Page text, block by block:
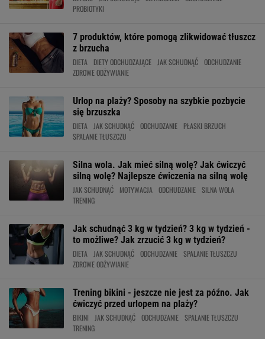
PROBIOTYKI
7 produktów, które pomogą zlikwidować tłuszcz
z brzucha
DIETA DIETY ODCHUDZAJĄCE JAK SCHUDNĄĆ ODCHUDZANIE
ZDROWE ODŻYWIANIE
Urlop na plaży? Sposoby na szybkie pozbycie
się brzuszka
DIETA JAK SCHUDNĄĆ ODCHUDZANIE
PŁASKI BRZUCH
SPALANIE TŁUSZCZU
Silna wola. Jak mieć silną wolę? Jak ćwiczyć
silną wolę? Najlepsze ćwiczenia na silną wolę
JAK SCHUDNĄĆ MOTYWACJA ODCHUDZANIE SILNA WOLA
TRENING
Jak schudnąć 3 kg w tydzień? 3 kg w tydzień -
to możliwe? Jak zrzucić 3 kg w tydzień?
DIETA JAK SCHUDNĄĆ ODCHUDZANIE SPALANIE TŁUSZCZU
ZDROWE ODŻYWIANIE
Trening bikini - jeszcze nie jest za późno. Jak
ćwiczyć przed urlopem na plaży?
BIKINI JAK SCHUDNĄĆ ODCHUDZANIE SPALANIE TŁUSZCZU
TRENING